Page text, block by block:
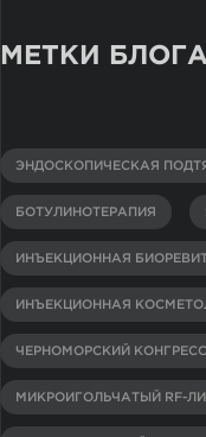
МЕТКИ БЛОГА
ЭНДОСКОПИЧЕСКАЯ
БОТУЛИНОТЕРАПИЯ
ИНЪЕКЦИОННАЯ
ИНЪЕКЦИОННАЯ
ЧЕРНОМОРСКИЙ КОНГРЕСС
МИКРОИГОЛЬЧАТЫЙ RF-